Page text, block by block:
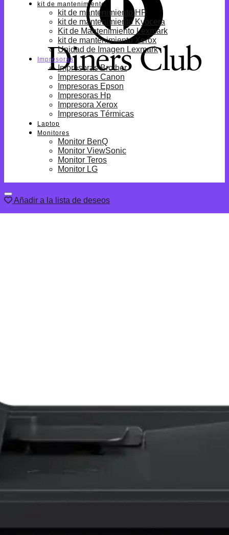
kit de mantenimiento
kit de mantenimiento HP
kit de mantenimiento Kyocera
Kit de Mantenimiento Lexmark
kit de mantenimiento Xerox
Unidad de Imagen Lexmark
Impresoras
Impresoras Brother
Impresoras Canon
Impresoras Epson
Impresoras Hp
Impresora Xerox
Impresoras Térmicas
Laptop
Monitores
Monitor BenQ
Monitor ViewSonic
Monitor Teros
Monitor LG
Añadir a la lista de deseos